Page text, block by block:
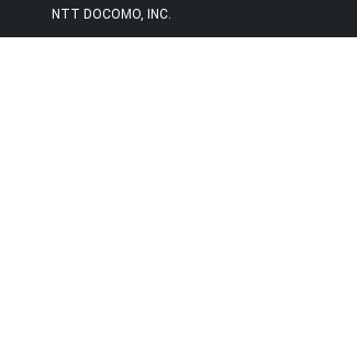
NTT DOCOMO, INC.